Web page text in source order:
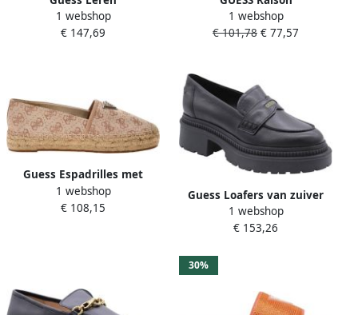
Damesschoenen Lente
Zomer Collectie Beige
1 webshop
€ 147,69
damesslippers slip-on zwart
natuurlijk leer comfortabel
1 webshop
€ 101,78 € 77,57
Guess Espadrilles met
labelapplicatie model
'JOLANDE'
1 webshop
€ 108,15
Guess Loafers van zuiver
leer met labeldetails model
'FINDA'
1 webshop
€ 153,26
30%